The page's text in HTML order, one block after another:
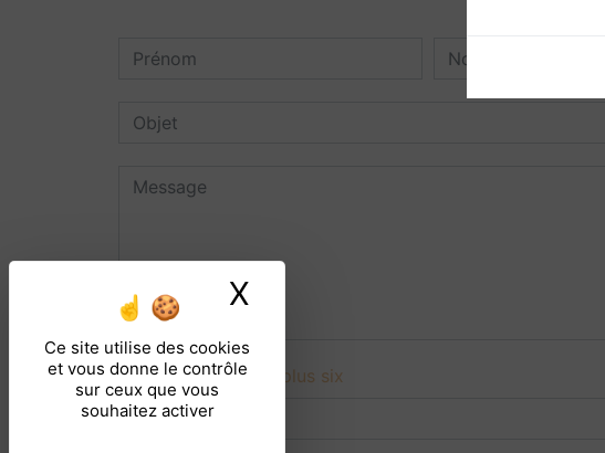
Ce site utilise des cookies
et vous donne le contrôle
sur ceux que vous
souhaitez activer
X
Combien font neuf plus six